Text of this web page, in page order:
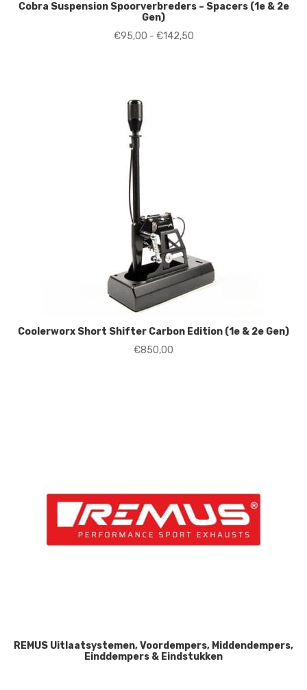
Cobra Suspension Spoorverbreders – Spacers (1e & 2e
Gen)
€95,00 - €142,50Prijsklasse:
Coolerworx Short Shifter Carbon Edition (1e & 2e Gen)
€850,00
REMUS Uitlaatsystemen, Voordempers, Middendempers,
Einddempers & Eindstukken